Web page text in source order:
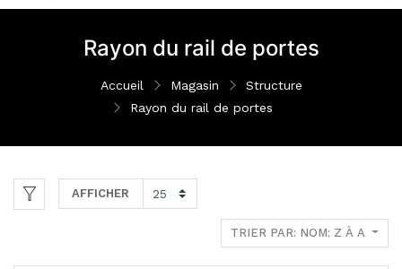
Rayon du rail de portes
Accueil Magasin
Structure
Rayon du rail de portes
AFFICHER
TRIER PAR: NOM: Z À A